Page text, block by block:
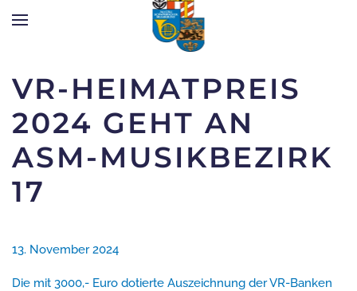
Zum Hauptinhalt springen
VR-HEIMATPREIS
2024 GEHT AN
ASM-MUSIKBEZIRK
17
13. November 2024
Die mit 3000,- Euro dotierte Auszeichnung der VR-Banken